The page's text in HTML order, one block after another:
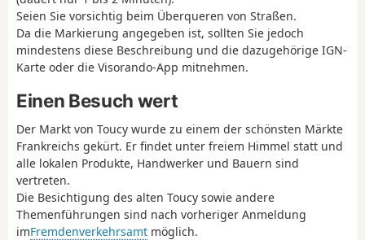
Seien Sie vorsichtig beim Überqueren von Straßen.
Da die Markierung angegeben ist, sollten Sie jedoch
mindestens diese Beschreibung und die dazugehörige IGN-
Karte oder die Visorando-App mitnehmen.
Einen Besuch wert
Der Markt von Toucy wurde zu einem der schönsten Märkte
Frankreichs gekürt. Er findet unter freiem Himmel statt und
alle lokalen Produkte, Handwerker und Bauern sind
vertreten.
Die Besichtigung des alten Toucy sowie andere
Themenführungen sind nach vorheriger Anmeldung
imFremdenverkehrsamt möglich.